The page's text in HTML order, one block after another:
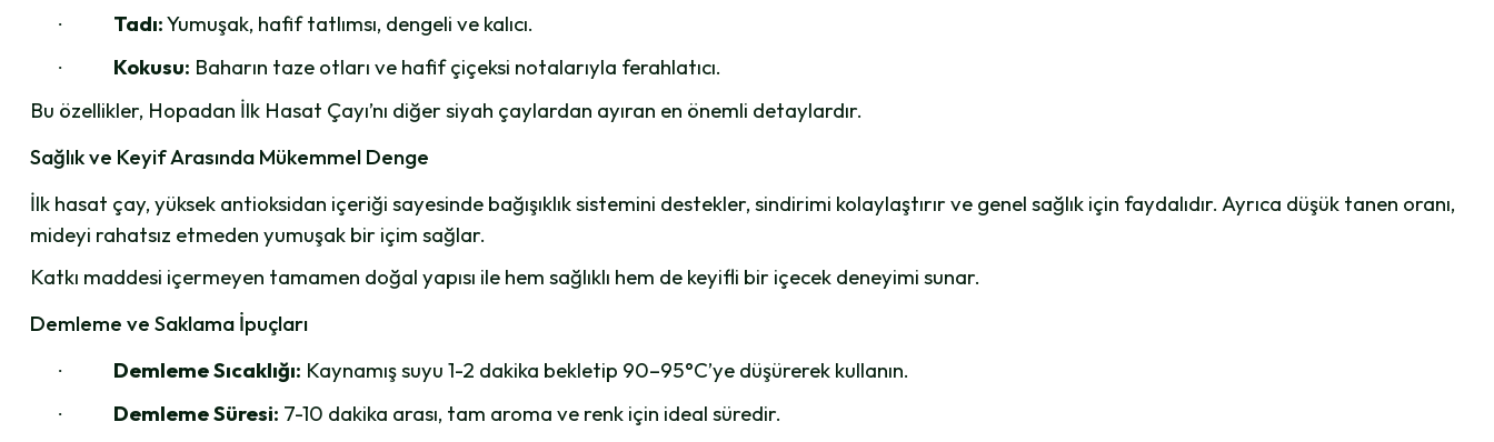
· Tadı:Yumuşak, hafif tatlımsı, dengeli ve kalıcı.
· Kokusu: Baharın taze otları ve hafif çiçeksi notalarıyla ferahlatıcı.
Bu özellikler, Hopadan İlk Hasat Çayı’nı diğer siyah çaylardan ayıran en önemli detaylardır.
Sağlık ve Keyif Arasında Mükemmel Denge
İlk hasat çay, yüksek antioksidan içeriği sayesinde bağışıklık sistemini destekler, sindirimi kolaylaştırır ve genel sağlık için faydalıdır. Ayrıca düşük tanen oranı,
mideyi rahatsız etmeden yumuşak bir içim sağlar.
Katkı maddesi içermeyen tamamen doğal yapısı ile hem sağlıklı hem de keyifli bir içecek deneyimi sunar.
Demleme ve Saklama İpuçları
· Demleme Sıcaklığı: Kaynamış suyu 1-2 dakika bekletip 90–95°C’ye düşürerek kullanın.
· Demleme Süresi: 7-10 dakika arası, tam aroma ve renk için ideal süredir.